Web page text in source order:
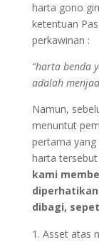
harta gono
ketentuan
perkawinan :
“harta benda
adalah
Namun,
menuntut
pertama yang
harta tersebut
kami
dibagi,
Asset atas